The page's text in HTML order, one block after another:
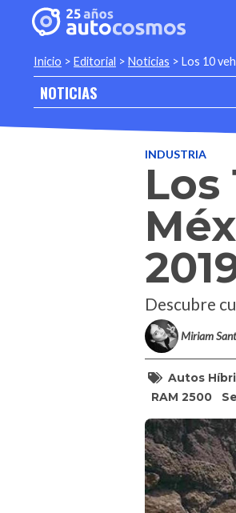
Inicio > Editorial > Noticias > Los 10
NOTICIAS
INDUSTRIA
Descubre
Miriam
Autos
RAM 2500